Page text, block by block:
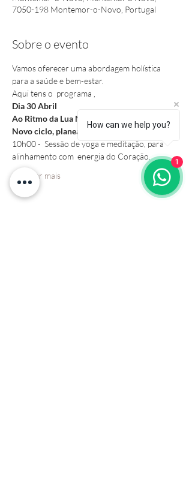
7050-198 Montemor-o-Novo, Portugal
Sobre o evento
Vamos oferecer uma abordagem holística
para a saúde e bem-estar.
Aqui tens o  programa ,
Dia 30 Abril
Ao Ritmo da Lua Nova
Novo ciclo, planeamento, visão
10h00 -  Sessão de yoga e meditação, para
alinhamento com  energia do Coração.
Mostrar mais
How can we help you?
1